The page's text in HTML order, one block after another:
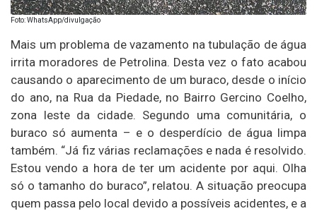
Foto: WhatsApp/divulgação
Mais um problema de vazamento na tubulação de água
irrita moradores de Petrolina. Desta vez o fato acabou
causando o aparecimento de um buraco, desde o início
do ano, na Rua da Piedade, no Bairro Gercino Coelho,
zona leste da cidade. Segundo uma comunitária, o
buraco só aumenta – e o desperdício de água limpa
também. “Já fiz várias reclamações e nada é resolvido.
Estou vendo a hora de ter um acidente por aqui. Olha
só o tamanho do buraco”, relatou. A situação preocupa
quem passa pelo local devido a possíveis acidentes, e a